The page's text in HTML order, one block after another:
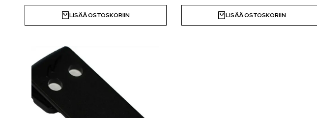
LISÄÄ OSTOSKORIIN LISÄÄ OSTOSKORIIN